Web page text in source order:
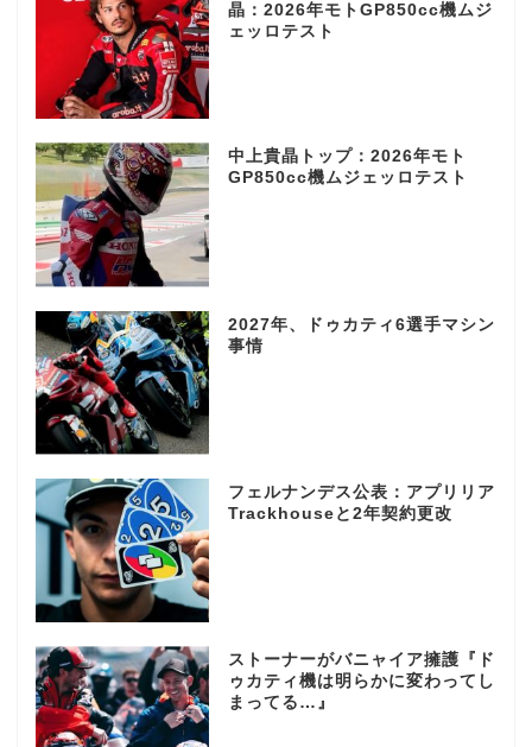
晶：2026年モトGP850cc機ムジ
ェッロテスト
中上貴晶トップ：2026年モト
GP850cc機ムジェッロテスト
2027年、ドゥカティ6選手マシン
事情
フェルナンデス公表：アプリリア
Trackhouseと2年契約更改
ストーナーがバニャイア擁護『ド
ゥカティ機は明らかに変わってし
まってる…』